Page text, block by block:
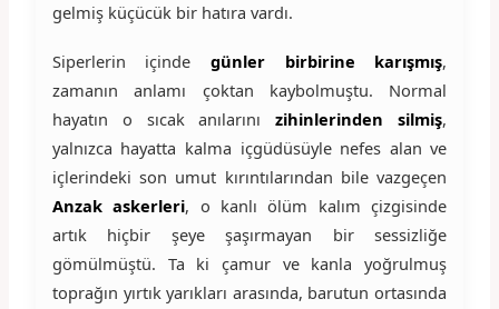
gelmiş küçücük bir hatıra vardı.
Siperlerin içinde günler birbirine karışmış,
zamanın anlamı çoktan kaybolmuştu. Normal
hayatın o sıcak anılarınızihinlerinden silmiş,
yalnızca hayatta kalma içgüdüsüyle nefes alan ve
içlerindeki son umut kırıntılarından bile vazgeçen
Anzak askerleri, o kanlı ölüm kalım çizgisinde
artık hiçbir şeye şaşırmayan bir sessizliğe
gömülmüştü. Ta ki çamur ve kanla yoğrulmuş
toprağın yırtık yarıkları arasında, barutun ortasında